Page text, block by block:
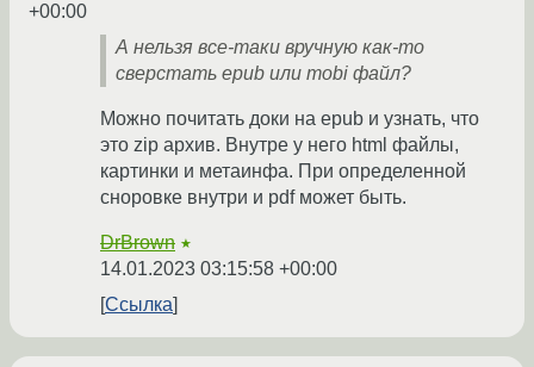
+00:00
А нельзя все-таки вручную как-то
сверстать epub или mobi файл?
Можно почитать доки на epub и узнать, что
это zip архив. Внутре у него html файлы,
картинки и метаинфа. При определенной
сноровке внутри и pdf может быть.
DrBrown ★
14.01.2023 03:15:58 +00:00
Ссылка